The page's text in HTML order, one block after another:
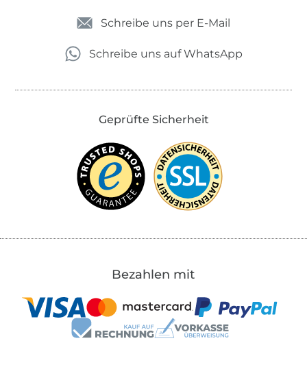
Schreibe uns per E-Mail
Schreibe uns auf WhatsApp
Geprüfte Sicherheit
Bezahlen mit